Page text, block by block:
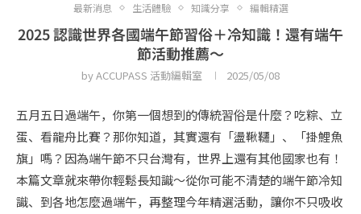
最新消息 生活體驗 知識分享 編輯精選
2025 認識世界各國端午節習俗＋冷知識！還有端午
節活動推薦～
byACCUPASS 活動編輯室 2025/05/08
五月五日過端午，你第一個想到的傳統習俗是什麼？吃粽、立
蛋、看龍舟比賽？那你知道，其實還有「盪鞦韆」、「掛鯉魚
旗」嗎？因為端午節不只台灣有，世界上還有其他國家也有！
本篇文章就來帶你輕鬆長知識～從你可能不清楚的端午節冷知
識、到各地怎麼過端午，再整理今年精選活動，讓你不只吸收